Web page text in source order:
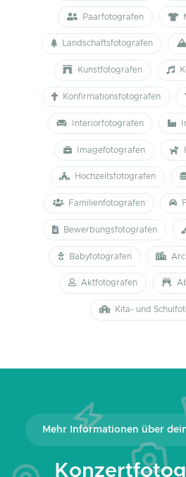
Paarfotografen
Landschaftsfotografen
Kunstfotografen
Konfirmationsfotografen
Interiorfotografen
Imagefotografen
Hochzeitsfotografen
Familienfotografen
Bewerbungsfotografen
Babyfotografen
Aktfotografen
Kita- und
Mehr Informationen über